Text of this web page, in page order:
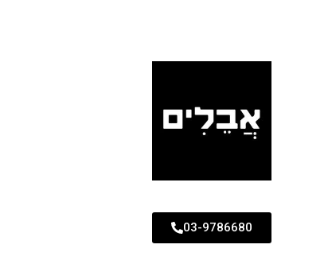
03-9786680